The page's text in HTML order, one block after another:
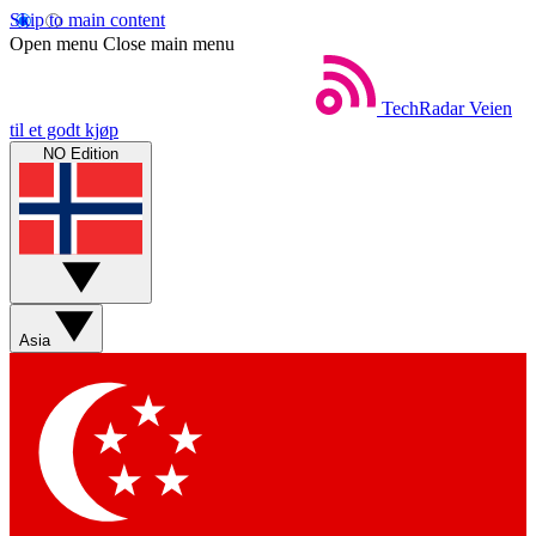
Skip to main content
Open menu Close main menu
TechRadar Veien
til et godt kjøp
NO Edition
Asia